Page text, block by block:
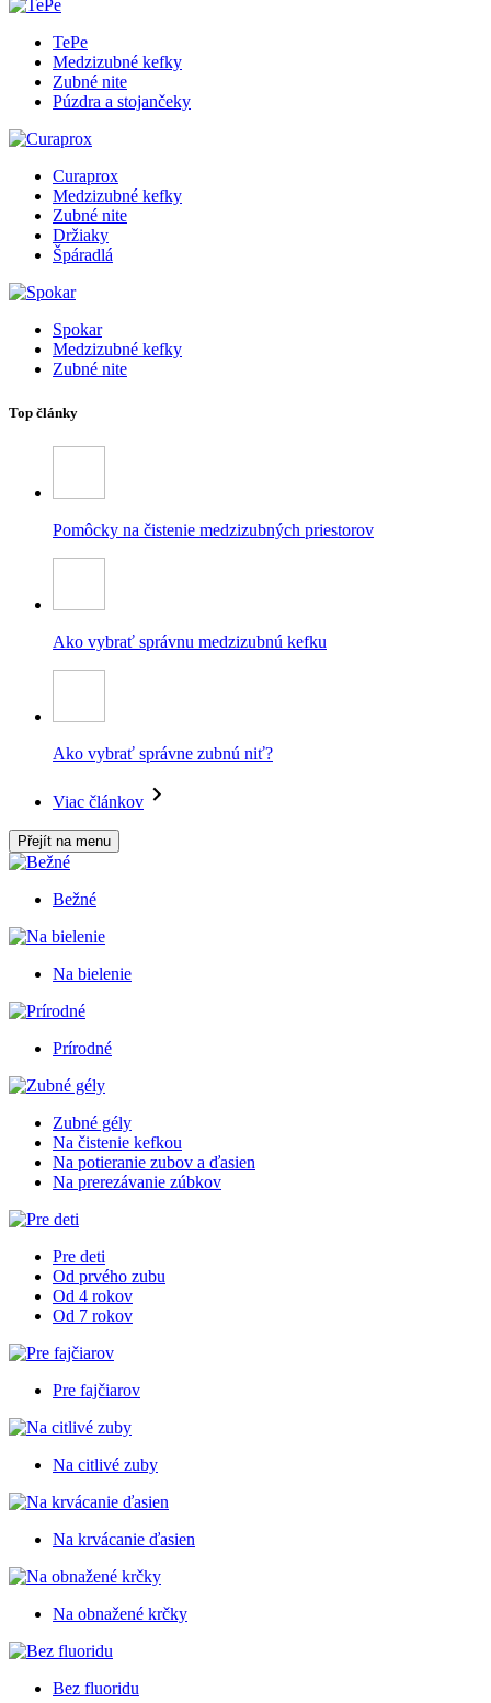
TePe
Medzizubné kefky
Zubné nite
Púzdra a stojančeky
Curaprox
Medzizubné kefky
Zubné nite
Držiaky
Špáradlá
Spokar
Medzizubné kefky
Zubné nite
Top články
Pomôcky na čistenie medzizubných priestorov
Ako vybrať správnu medzizubnú kefku
Ako vybrať správne zubnú niť?
Viac článkov
Přejít na menu
Bežné
Na bielenie
Prírodné
Zubné gély
Na čistenie kefkou
Na potieranie zubov a ďasien
Na prerezávanie zúbkov
Pre deti
Od prvého zubu
Od 4 rokov
Od 7 rokov
Pre fajčiarov
Na citlivé zuby
Na krvácanie ďasien
Na obnažené krčky
Bez fluoridu